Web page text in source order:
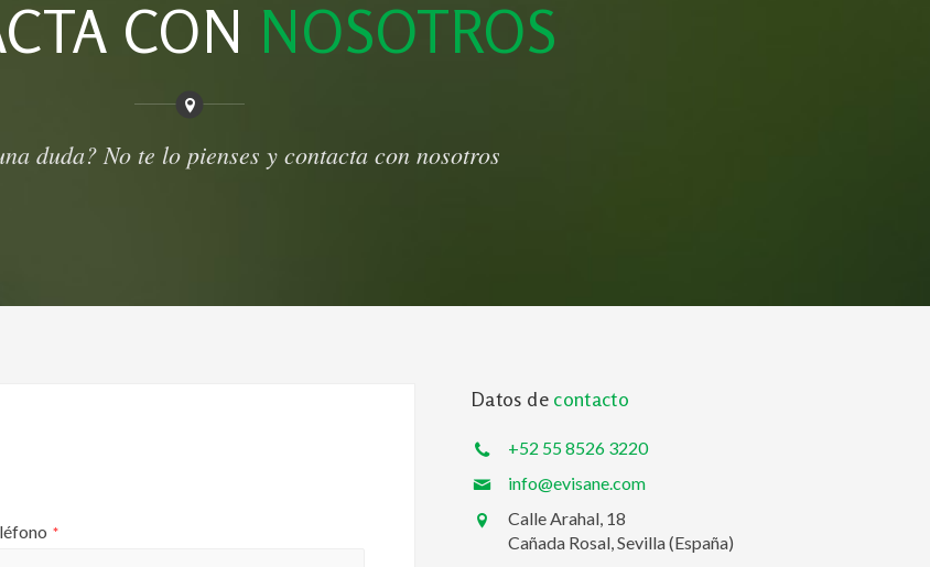
CON NOSOTROS
duda? No te lo pienses y contacta con nosotros
*
Datos de contacto
+52 55 8526 3220
info@evisane.com
Calle Arahal, 18
Cañada Rosal, Sevilla (España)